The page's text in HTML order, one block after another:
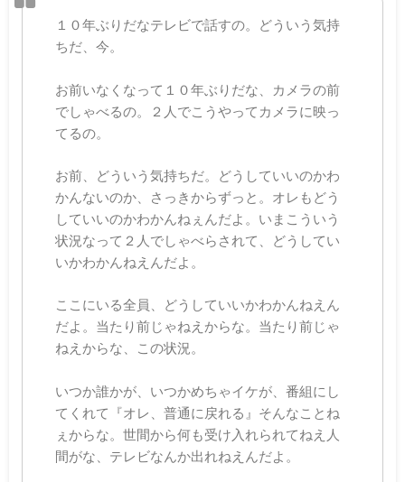
１０年ぶりだなテレビで話すの。どういう気持
ちだ、今。
お前いなくなって１０年ぶりだな、カメラの前
でしゃべるの。２人でこうやってカメラに映っ
てるの。
お前、どういう気持ちだ。どうしていいのかわ
かんないのか、さっきからずっと。オレもどう
していいのかわかんねぇんだよ。いまこういう
状況なって２人でしゃべらされて、どうしてい
いかわかんねえんだよ。
ここにいる全員、どうしていいかわかんねえん
だよ。当たり前じゃねえからな。当たり前じゃ
ねえからな、この状況。
いつか誰かが、いつかめちゃイケが、番組にし
てくれて『オレ、普通に戻れる』そんなことね
ぇからな。世間から何も受け入れられてねえ人
間がな、テレビなんか出れねえんだよ。